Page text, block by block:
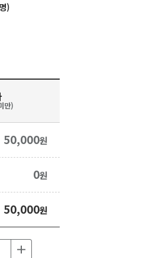
)
만)
50,000원
0원
50,000원